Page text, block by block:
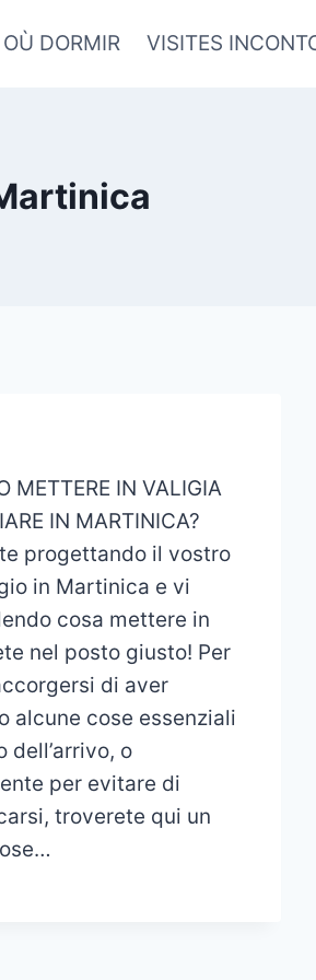
OÙ DORMIR VISITES
METTERE IN VALIGIA
IN MARTINICA?
progettando il vostro
in Martinica e vi
cosa mettere in
nel posto giusto! Per
di aver
alcune cose essenziali
dell’arrivo, o
per evitare di
troverete qui un